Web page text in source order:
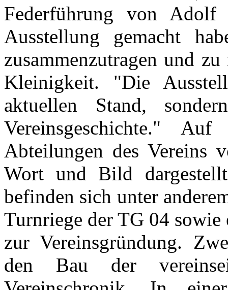
Federführung von
Ausstellung gemacht
zusammenzutragen und
Kleinigkeit. "Die
aktuellen Stand,
Vereinsgeschichte."
Abteilungen des Vereins
Wort und Bild
befinden sich unter
Turnriege der TG 04
zur Vereinsgründung.
den Bau der